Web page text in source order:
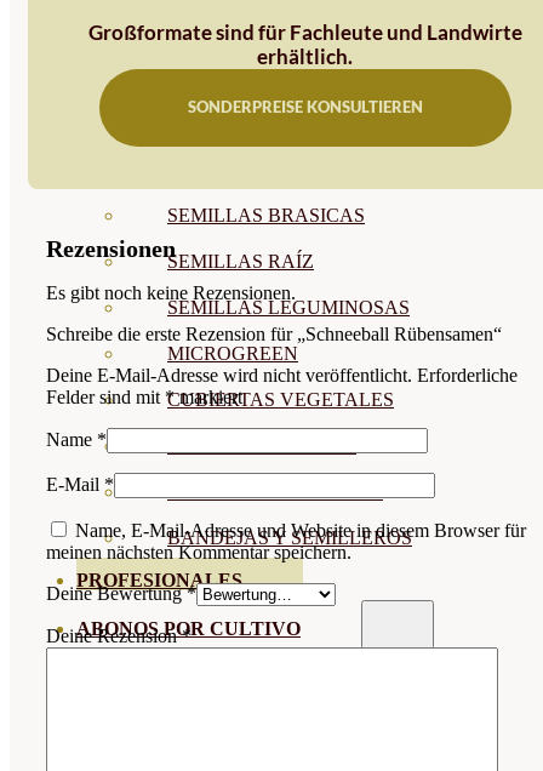
SEMILLAS FLORES
SEMILLAS BRASICAS
SEMILLAS RAÍZ
SEMILLAS LEGUMINOSAS
MICROGREEN
CUBIERTAS VEGETALES
BANDEJAS Y SEMILLEROS
PROFESIONALES
ABONOS POR CULTIVO
Großformate sind für Fachleute und Landwirte
erhältlich.
SONDERPREISE KONSULTIEREN
Rezensionen
Es gibt noch keine Rezensionen.
Schreibe die erste Rezension für „Schneeball Rübensamen“
Deine E-Mail-Adresse wird nicht veröffentlicht. Erforderliche
Felder sind mit *markiert
Name *
E-Mail *
Name, E-Mail-Adresse und Website in diesem Browser für
meinen nächsten Kommentar speichern.
Deine Bewertung*
Deine Rezension*